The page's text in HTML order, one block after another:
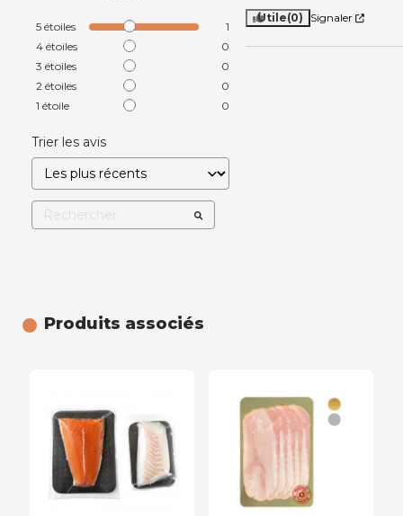
5 étoiles
1
4 étoiles
0
3 étoiles
0
2 étoiles
0
1 étoile 0
Trier les avis
Utile(0) Signaler
Produits associés